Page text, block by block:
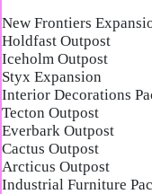
New Frontiers
Holdfast Outpost
Iceholm Outpost
Styx Expansion
Interior Decorations
Tecton Outpost
Everbark Outpost
Cactus Outpost
Arcticus Outpost
Industrial Furniture